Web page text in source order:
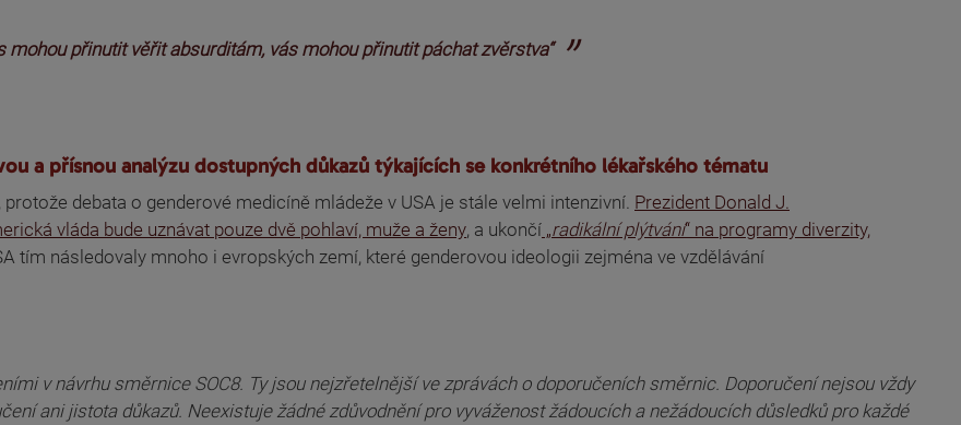
mohou přinutit věřit absurditám, vás mohou přinutit páchat zvěrstva“
a přísnou analýzu dostupných důkazů týkajících se konkrétního lékařského tématu
debata o genderové medicíně mládeže v USA je stále velmi intenzivní. Prezident Donald J.
vláda bude uznávat pouze dvě pohlaví, muže a ženy, a ukončí „radikální plýtvání“ na programy diverzity,
tím následovaly mnoho i evropských zemí, které genderovou ideologii zejména ve vzdělávání
v návrhu směrnice SOC8. Ty jsou nejzřetelnější ve zprávách o doporučeních směrnic. Doporučení nejsou vždy
ani jistota důkazů. Neexistuje žádné zdůvodnění pro vyváženost žádoucích a nežádoucích důsledků pro každé